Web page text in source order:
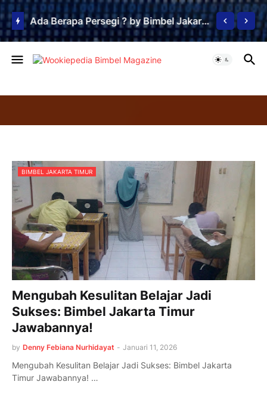
Ada Berapa Persegi ? by Bimbel Jakarta Timur
BIMBEL JAKARTA TIMUR
Mengubah Kesulitan Belajar Jadi
Sukses: Bimbel Jakarta Timur
Jawabannya!
by Denny Febiana Nurhidayat - Januari 11, 2026
Mengubah Kesulitan Belajar Jadi Sukses: Bimbel Jakarta
Timur Jawabannya! …